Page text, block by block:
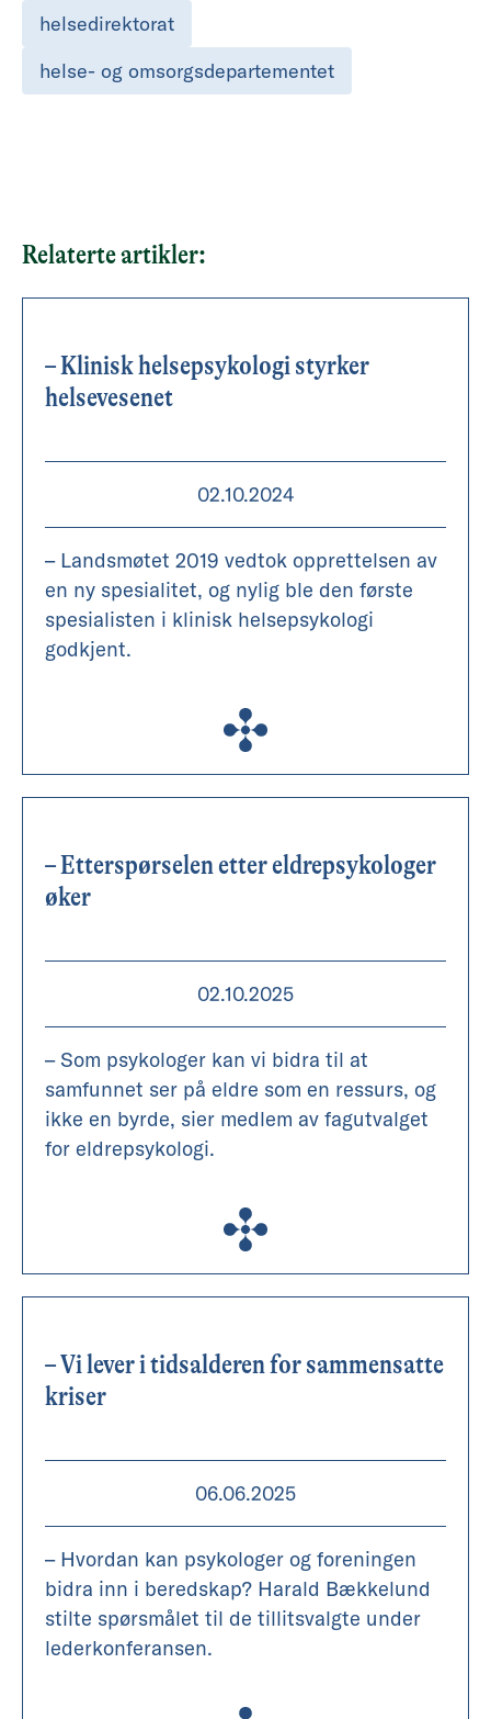
helsedirektorat
helse- og omsorgsdepartementet
Relaterte artikler:
– Klinisk helsepsykologi styrker
helsevesenet
02.10.2024
– Landsmøtet 2019 vedtok opprettelsen av
en ny spesialitet, og nylig ble den første
spesialisten i klinisk helsepsykologi
godkjent.
– Etterspørselen etter eldrepsykologer
øker
02.10.2025
– Som psykologer kan vi bidra til at
samfunnet ser på eldre som en ressurs, og
ikke en byrde, sier medlem av fagutvalget
for eldrepsykologi.
– Vi lever i tidsalderen for sammensatte
kriser
06.06.2025
– Hvordan kan psykologer og foreningen
bidra inn i beredskap? Harald Bækkelund
stilte spørsmålet til de tillitsvalgte under
lederkonferansen.